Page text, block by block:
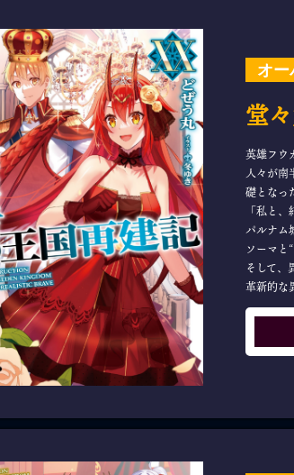
オー
堂
英雄フウ
人々が南
礎となっ
「私と
パルナム
ソーマ
そして
革新的な